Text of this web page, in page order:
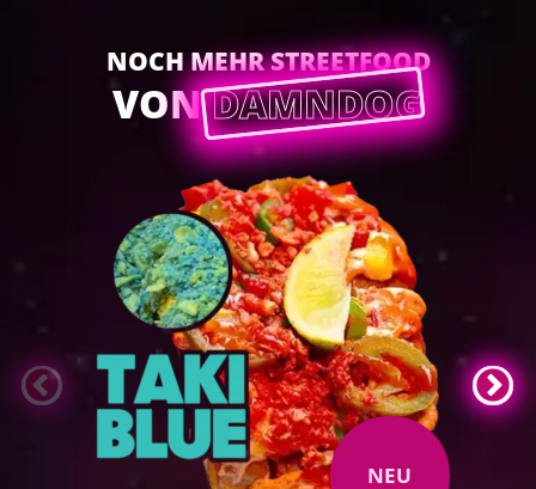
NOCH MEHR STREETFOOD
VONDAMNDOG
NEU